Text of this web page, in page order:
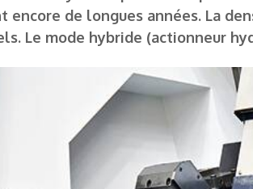
de longues années. La
Le mode hybride (actionneur